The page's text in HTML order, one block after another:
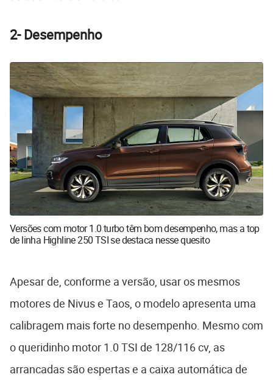
2- Desempenho
Versões com motor 1.0 turbo têm bom desempenho, mas a top
de linha Highline 250 TSI se destaca nesse quesito
Apesar de, conforme a versão, usar os mesmos
motores de Nivus e Taos, o modelo apresenta uma
calibragem mais forte no desempenho. Mesmo com
o queridinho motor 1.0 TSI de 128/116 cv, as
arrancadas são espertas e a caixa automática de